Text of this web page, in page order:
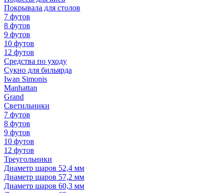
Покрывала для столов
7 футов
8 футов
9 футов
10 футов
12 футов
Средства по уходу
Сукно для бильярда
Iwan Simonis
Manhattan
Grand
Светильники
7 футов
8 футов
9 футов
10 футов
12 футов
Треугольники
Диаметр шаров 52,4 мм
Диаметр шаров 57,2 мм
Диаметр шаров 60,3 мм